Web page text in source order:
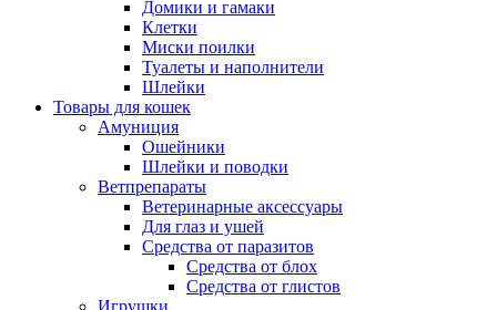
Домики и гамаки
Клетки
Миски поилки
Туалеты и наполнители
Шлейки
Товары для кошек
Амуниция
Ошейники
Шлейки и поводки
Ветпрепараты
Ветеринарные аксессуары
Для глаз и ушей
Средства от паразитов
Средства от блох
Средства от глистов
Игрушки